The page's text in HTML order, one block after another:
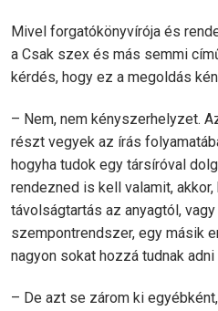
Mivel forgatókönyvírója és
a Csak szex és más semmi
kérdés, hogy ez a megoldás
– Nem, nem kényszerhelyzet.
részt vegyek az írás
hogyha tudok egy társíróval
rendezned is kell valamit, akkor,
távolságtartás az anyagtól,
szempontrendszer, egy másik
nagyon sokat hozzá tudnak
– De azt se zárom ki